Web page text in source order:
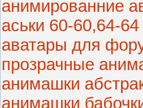
анимированние
аськи 60-60,64-64
аватары для
прозрачные
анимашки
анимашки